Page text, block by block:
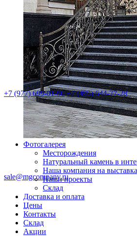
Фотогалерея
Месторождения
Натуральный камень в
Наша компания на
Наши проекты
Склад
Доставка и оплата
Цены
Контакты
Склад
Акции
+7 (977) 699-01-90 +7 (495) 644-77-28
sale@mgcompany.ru